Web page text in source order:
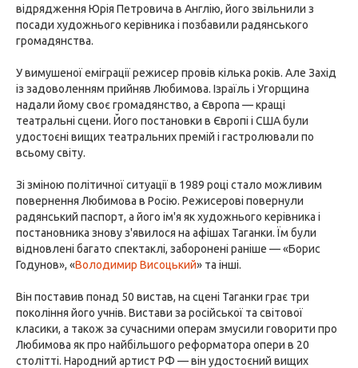
відрядження Юрія Петровича в Англію, його звільнили з
посади художнього керівника і позбавили радянського
громадянства.
У вимушеної еміграції режисер провів кілька років. Але Захід
із задоволенням прийняв Любимова. Ізраїль і Угорщина
надали йому своє громадянство, а Європа — кращі
театральні сцени. Його постановки в Європі і США були
удостоєні вищих театральних премій і гастролювали по
всьому світу.
Зі зміною політичної ситуації в 1989 році стало можливим
повернення Любимова в Росію. Режисерові повернули
радянський паспорт, а його ім'я як художнього керівника і
постановника знову з'явилося на афішах Таганки. Їм були
відновлені багато спектаклі, заборонені раніше — «Борис
Годунов», «Володимир Висоцький» та інші.
Він поставив понад 50 вистав, на сцені Таганки грає три
покоління його учнів. Вистави за російської та світової
класики, а також за сучасними операм змусили говорити про
Любимова як про найбільшого реформатора опери в 20
столітті. Народний артист РФ — він удостоєний вищих